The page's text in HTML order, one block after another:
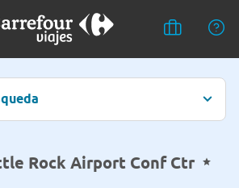
Rock Airport Conf Ctr